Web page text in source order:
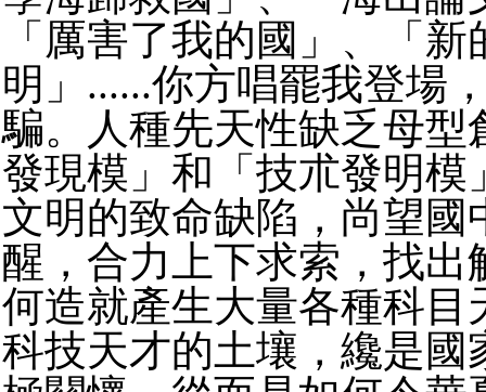
「 厲害了我的國」、「新
明」......你方唱罷我登場
騙。人種先天性缺乏母
發現模」和「 技朮發明模
文明的致命缺陷，尚望國
醒， 合力上下求索，找出
何造就產生大量各種科目
科技天才的土壤，纔是國